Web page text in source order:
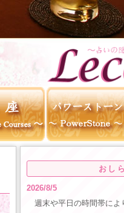
おし
2026/8/5
週末や平日の時間帯に